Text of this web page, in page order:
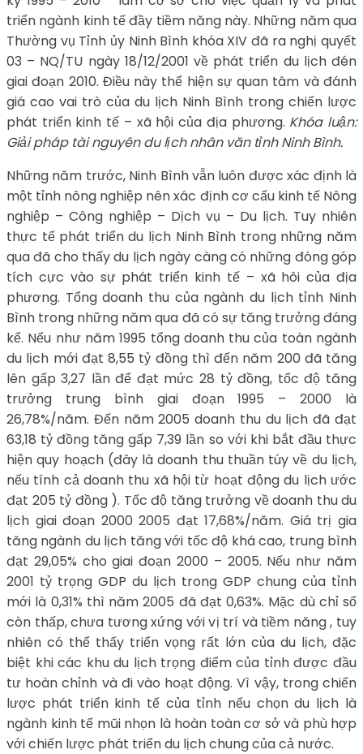
triển ngành kinh tế đầy tiềm năng này. Những năm qua
Thường vụ Tỉnh ủy Ninh Bình khóa XIV đã ra nghị quyết
03 – NQ/TU ngày 18/12/2001 về phát triển du lịch đén
giai đoạn 2010. Điều này thể hiện sự quan tâm và đánh
giá cao vai trò của du lịch Ninh Bình trong chiến lược
phát triển kinh tế – xã hội của địa phương. Khóa luận:
Giải pháp tài nguyên du lịch nhân văn tỉnh Ninh Bình.
Những năm trước, Ninh Bình vẫn luôn được xác định là
một tỉnh nông nghiệp nên xác định cơ cấu kinh tế Nông
nghiệp – Công nghiệp – Dịch vụ – Du lịch. Tuy nhiên
thực tế phát triển du lịch Ninh Bình trong những năm
qua đã cho thấy du lịch ngày càng có những đóng góp
tích cực vào sự phát triển kinh tế – xã hôi của địa
phương. Tổng doanh thu của ngành du lịch tỉnh Ninh
Bình trong những năm qua đã có sự tăng trưởng đáng
kể. Nếu như năm 1995 tổng doanh thu của toàn ngành
du lịch mới đạt 8,55 tỷ đồng thì đến năm 200 đã tăng
lên gấp 3,27 lần để đạt mức 28 tỷ đồng, tốc độ tăng
trưởng trung bình giai đoạn 1995 – 2000 là
26,78%/năm. Đến năm 2005 doanh thu du lịch đã đạt
63,18 tỷ đồng tăng gấp 7,39 lần so với khi bắt đầu thực
hiện quy hoạch (đây là doanh thu thuần túy về du lịch,
nếu tính cả doanh thu xã hội từ hoạt động du lịch ước
đạt 205 tỷ đồng ). Tốc độ tăng trưởng về doanh thu du
lịch giai đoạn 2000 2005 đạt 17,68%/năm. Giá trị gia
tăng ngành du lịch tăng với tốc độ khá cao, trung bình
đạt 29,05% cho giai đoạn 2000 – 2005. Nếu như năm
2001 tỷ trọng GDP du lịch trong GDP chung của tỉnh
mới là 0,31% thì năm 2005 đã đạt 0,63%. Mặc dù chỉ số
còn thấp, chưa tương xứng với vị trí và tiềm năng , tuy
nhiên có thể thấy triển vọng rất lớn của du lịch, đặc
biệt khi các khu du lịch trọng điểm của tỉnh được đầu
tư hoàn chỉnh và đi vào hoạt động. Vì vậy, trong chiến
lược phát triển kinh tế của tỉnh nếu chọn du lịch là
ngành kinh tế mũi nhọn là hoàn toàn cơ sở và phù hợp
với chiến lược phát triển du lịch chung của cả nước.